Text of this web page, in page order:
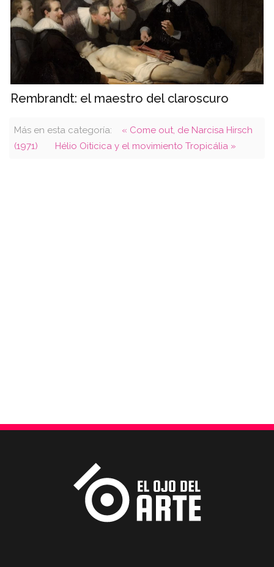
Rembrandt: el maestro del claroscuro
Más en esta categoría:
« Come out, de Narcisa Hirsch
(1971)
Hélio Oiticica y el movimiento Tropicália »